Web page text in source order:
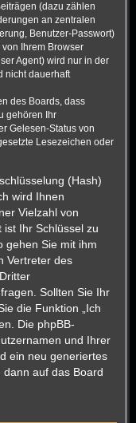
(dazu zählen
an zentralen
Benutzer-Passwort)
Ihrem Browser
Agent) wird nur in der
nicht dauerhaft
des Boards, dass
gehören Ihr
Gelesen-Status von
Lesezeichen oder
(Hash)
wird Ihnen
Vielzahl von
Ihr Schlüssel zu
gehen Sie mit ihm
Vertreter des
Sollten Sie Ihr
die Funktion „Ich
Die phpBB-
und Ihrer
ein neu generiertes
dann auf das Board